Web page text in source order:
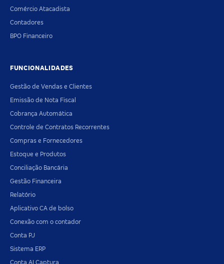
Comércio Atacadista
Contadores
BPO Financeiro
FUNCIONALIDADES
Gestão de Vendas e Clientes
Emissão de Nota Fiscal
Cobrança Automática
Controle de Contratos Recorrentes
Compras e Fornecedores
Estoque e Produtos
Conciliação Bancária
Gestão Financeira
Relatório
Aplicativo CA de bolso
Conexão com o contador
Conta PJ
Sistema ERP